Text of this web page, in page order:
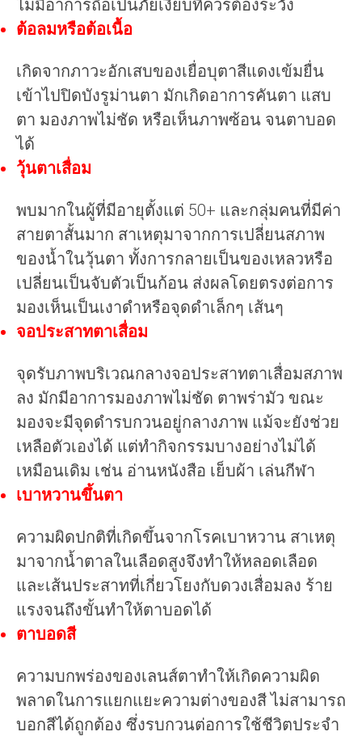
ไม่มีอาการถือเป็นภัยเงียบที่ควรต้องระวัง
ต้อลมหรือต้อเนื้อ
เกิดจากภาวะอักเสบของเยื่อบุตาสีแดงเข้มยื่น
เข้าไปปิดบังรูม่านตา มักเกิดอาการคันตา แสบ
ตา มองภาพไม่ชัด หรือเห็นภาพซ้อน จนตาบอด
ได้
วุ้นตาเสื่อม
พบมากในผู้ที่มีอายุตั้งแต่ 50+ และกลุ่มคนที่มีค่า
สายตาสั้นมาก สาเหตุมาจากการเปลี่ยนสภาพ
ของน้ำในวุ้นตา ทั้งการกลายเป็นของเหลวหรือ
เปลี่ยนเป็นจับตัวเป็นก้อน ส่งผลโดยตรงต่อการ
มองเห็นเป็นเงาดำหรือจุดดำเล็กๆ เส้นๆ
จอประสาทตาเสื่อม
จุดรับภาพบริเวณกลางจอประสาทตาเสื่อมสภาพ
ลง มักมีอาการมองภาพไม่ชัด ตาพร่ามัว ขณะ
มองจะมีจุดดำรบกวนอยู่กลางภาพ แม้จะยังช่วย
เหลือตัวเองได้ แต่ทำกิจกรรมบางอย่างไม่ได้
เหมือนเดิม เช่น อ่านหนังสือ เย็บผ้า เล่นกีฬา
เบาหวานขึ้นตา
ความผิดปกติที่เกิดขึ้นจากโรคเบาหวาน สาเหตุ
มาจากน้ำตาลในเลือดสูงจึงทำให้หลอดเลือด
และเส้นประสาทที่เกี่ยวโยงกับดวงเสื่อมลง ร้าย
แรงจนถึงขั้นทำให้ตาบอดได้
ตาบอดสี
ความบกพร่องของเลนส์ตาทำให้เกิดความผิด
พลาดในการแยกแยะความต่างของสี ไม่สามารถ
บอกสีได้ถูกต้อง ซึ่งรบกวนต่อการใช้ชีวิตประจำ